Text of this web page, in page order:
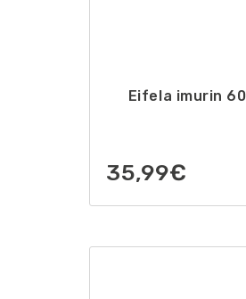
Eifela imurin
35,99€